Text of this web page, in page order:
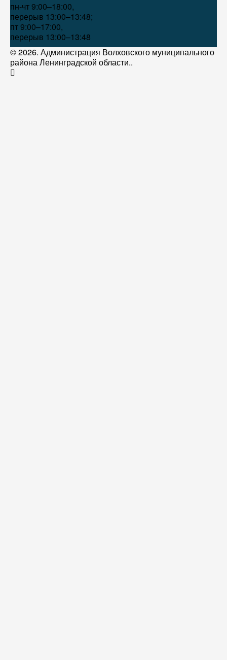
пн-чт 9:00–18:00,
перерыв 13:00–13:48;
пт 9:00–17:00,
перерыв 13:00–13:48
© 2026. Администрация Волховского муниципального
района Ленинградской области..